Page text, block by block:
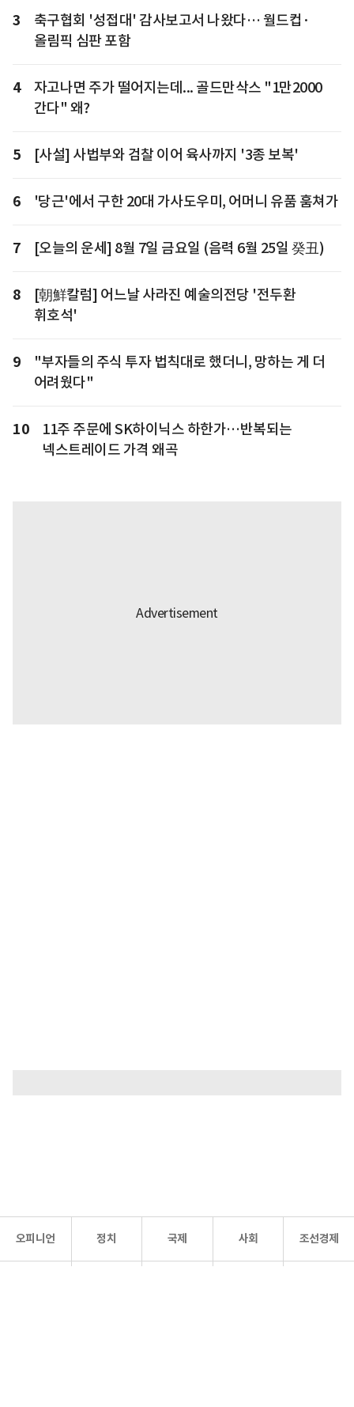
3
축구협회 '성접대' 감사보고서 나왔다… 월드컵·
올림픽 심판 포함
4
자고나면 주가 떨어지는데... 골드만삭스 "1만2000
간다" 왜?
5 [사설] 사법부와 검찰 이어 육사까지 '3종 보복'
6 '당근'에서 구한 20대 가사도우미, 어머니 유품 훔쳐가
7 [오늘의 운세] 8월 7일 금요일 (음력 6월 25일 癸丑)
8
[朝鮮칼럼] 어느날 사라진 예술의전당 '전두환
휘호석'
9
"부자들의 주식 투자 법칙대로 했더니, 망하는 게 더
어려웠다"
10
11주 주문에 SK하이닉스 하한가…반복되는
넥스트레이드 가격 왜곡
오피니언 정치 국제 사회 조선경제